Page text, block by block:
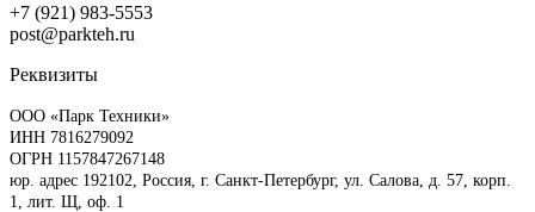
+7 (921) 983-5553
post@parkteh.ru
Реквизиты
ООО «Парк Техники»
ИНН 7816279092
ОГРН 1157847267148
юр. адрес 192102, Россия, г. Санкт-Петербург, ул. Салова, д. 57, корп.
1, лит. Щ, оф. 1